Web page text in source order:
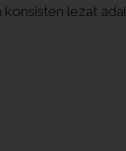
konsisten lezat